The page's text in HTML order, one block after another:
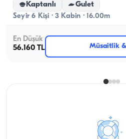
Kaptanlı
Gulet
Seyir 6 Kişi · 3 Kabin · 16.00m
En Düşük
56.160 TL
Müsaitlik